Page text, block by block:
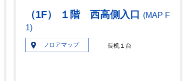
（1F） １階 西高側入口 (MAP F
1)
フロアマップ 長机１台